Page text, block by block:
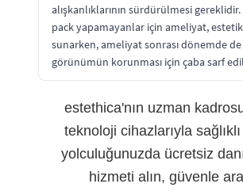
alışkanlıklarının sürdürülmesi
pack yapamayanlar için ameliyat,
sunarken, ameliyat sonrası dönemde
görünümün korunması için çaba sarf
estethica'nın uzman
teknoloji cihazlarıyla
yolculuğunuzda ücretsiz
hizmeti alın, güvenle